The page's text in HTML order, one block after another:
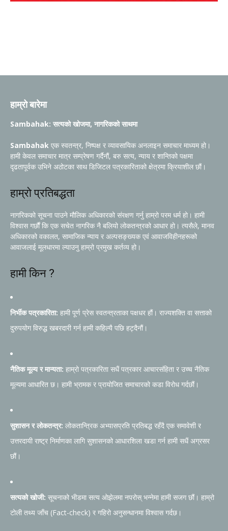
हाम्रो बारेमा
Sambahak: सत्यको खोजमा, नागरिकको साथमा
Sambahak एक स्वतन्त्र, निष्पक्ष र व्यावसायिक अनलाइन समाचार माध्यम हो।
हामी केवल समाचार मात्र सम्प्रेषण गर्दैनौं, बरु सत्य, न्याय र शान्तिको पक्षमा
दृढतापूर्वक उभिने अठोटका साथ डिजिटल पत्रकारिताको क्षेत्रमा क्रियाशील छौं।
हाम्रो प्रतिबद्धता
नागरिकको सूचना पाउने मौलिक अधिकारको संरक्षण गर्नु हाम्रो परम धर्म हो। हामी
विश्वास गर्छौं कि एक सचेत नागरिक नै बलियो लोकतन्त्रको आधार हो। त्यसैले, मानव
अधिकारको वकालत, सामाजिक न्याय र अल्पसङ्ख्यक एवं आवाजविहीनहरूको
आवाजलाई मूलधारमा ल्याउनु हाम्रो प्रमुख कर्तव्य हो।
हामी किन ?
निर्भीक पत्रकारिता: हामी पूर्ण प्रेस स्वतन्त्रताका पक्षधर हौं। राज्यशक्ति वा सत्ताको
दुरुपयोग विरुद्ध खबरदारी गर्न हामी कहिल्यै पछि हट्दैनौं।
नैतिक मूल्य र मान्यता: हाम्रो पत्रकारिता सधैं पत्रकार आचारसंहिता र उच्च नैतिक
मूल्यमा आधारित छ। हामी भ्रामक र प्रायोजित समाचारको कडा विरोध गर्दछौं।
सुशासन र लोकतन्त्र: लोकतान्त्रिक अभ्यासप्रति प्रतिबद्ध रहँदै एक समावेशी र
उत्तरदायी राष्ट्र निर्माणका लागि सुशासनको आधारशिला खडा गर्न हामी सधैं अग्रसर
छौं।
सत्यको खोजी: सूचनाको भीडमा सत्य ओझेलमा नपरोस् भन्नेमा हामी सजग छौं। हाम्रो
टोली तथ्य जाँच (Fact-check) र गहिरो अनुसन्धानमा विश्वास गर्दछ।